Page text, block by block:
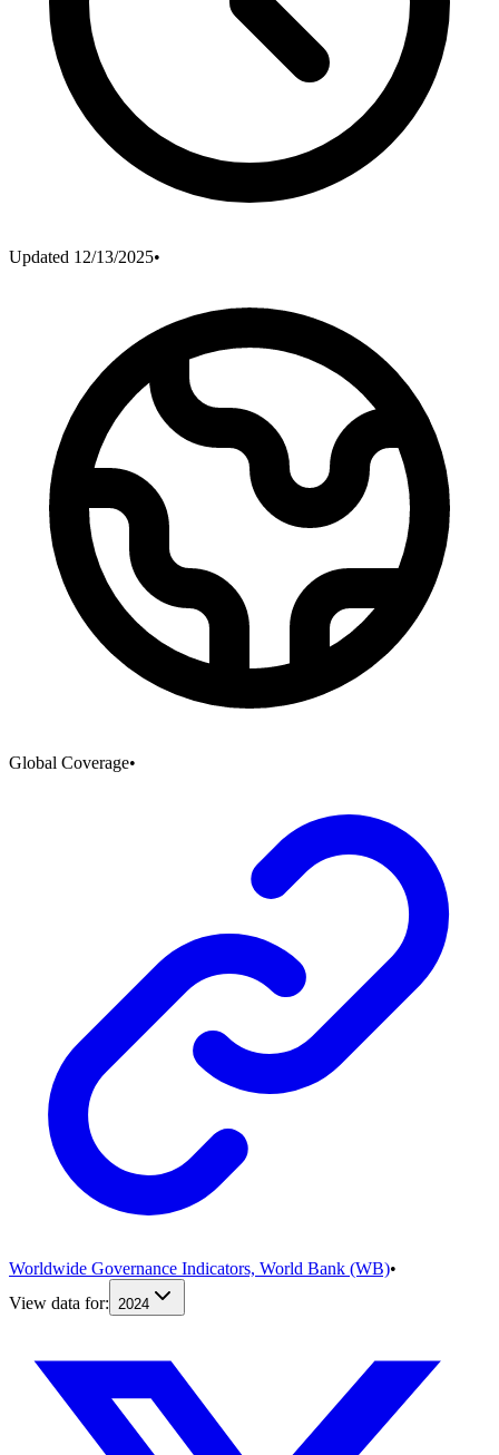
Updated 12/13/2025•
Global Coverage•
Worldwide Governance Indicators, World Bank (WB)•
View data for:
2024